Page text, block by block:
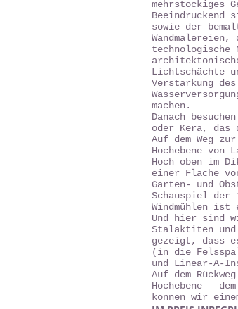
mehrstöckiges
Beeindruckend
sowie der
Wandmalereien,
Lichtschächte
Verstärkung des
machen.
Danach
oder Kera, das
Auf dem Weg
Hochebene
Hoch oben im
einer Fläche
Garten- und
Schauspiel der
Windmühlen
Und hier sind
Stalaktiten und
gezeigt, dass
(in die
und Linear-A-
Auf dem
Hochebene –
können wir